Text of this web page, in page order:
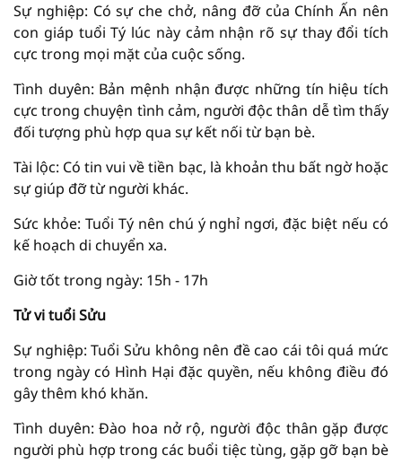
Sự nghiệp: Có sự che chở, nâng đỡ của Chính Ấn nên
con giáp tuổi Tý lúc này cảm nhận rõ sự thay đổi tích
cực trong mọi mặt của cuộc sống.
Tình duyên: Bản mệnh nhận được những tín hiệu tích
cực trong chuyện tình cảm, người độc thân dễ tìm thấy
đối tượng phù hợp qua sự kết nối từ bạn bè.
Tài lộc: Có tin vui về tiền bạc, là khoản thu bất ngờ hoặc
sự giúp đỡ từ người khác.
Sức khỏe: Tuổi Tý nên chú ý nghỉ ngơi, đặc biệt nếu có
kế hoạch di chuyển xa.
Giờ tốt trong ngày: 15h - 17h
Tử vi tuổi Sửu
Sự nghiệp: Tuổi Sửu không nên đề cao cái tôi quá mức
trong ngày có Hình Hại đặc quyền, nếu không điều đó
gây thêm khó khăn.
Tình duyên: Đào hoa nở rộ, người độc thân gặp được
người phù hợp trong các buổi tiệc tùng, gặp gỡ bạn bè